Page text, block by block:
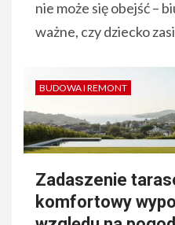
nie może się obejść –
ważne, czy dziecko
BUDOWA I REMONT
Zadaszenie
komfortowy